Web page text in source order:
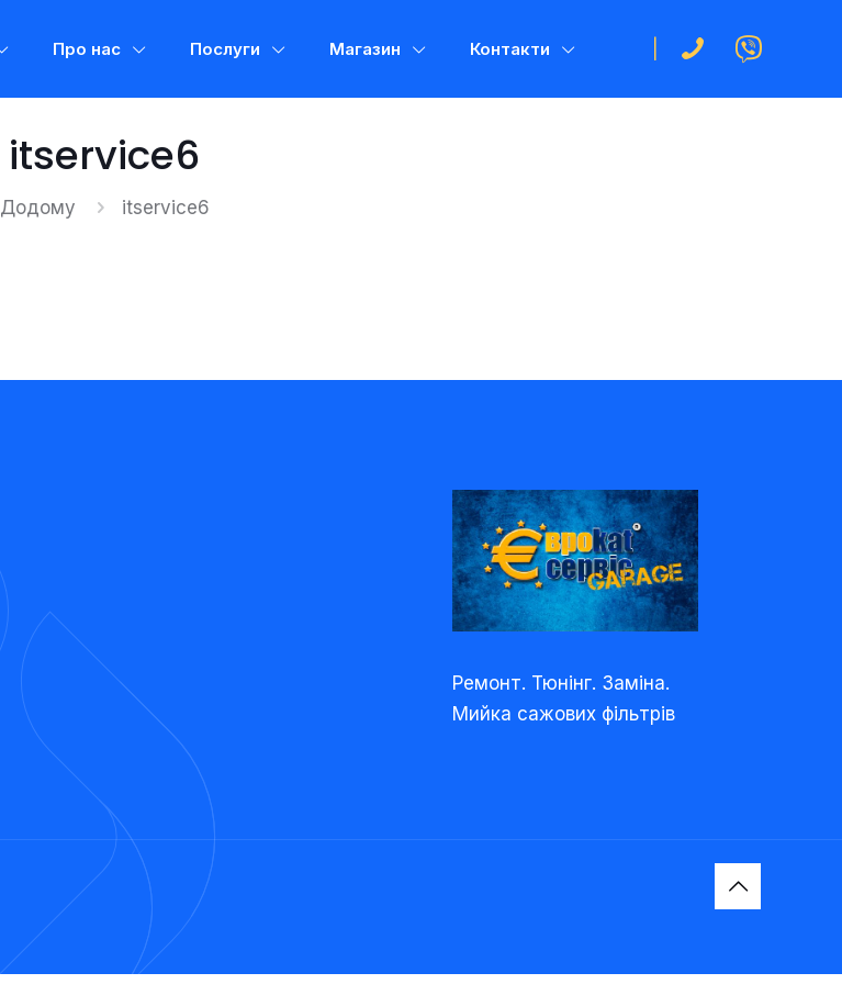
Про нас Послуги Магазин Контакти
itservice6
Додому itservice6
Ремонт. Тюнінг. Заміна.
Мийка сажових фільтрів